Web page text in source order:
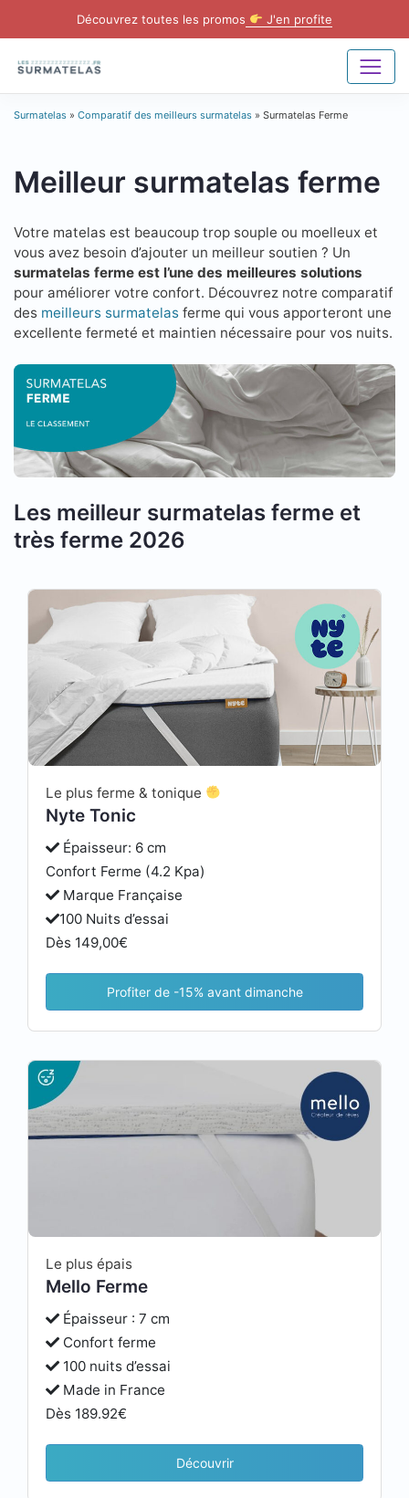
Découvrez toutes les promos J'en profite
Surmatelas » Comparatif des meilleurs surmatelas » Surmatelas Ferme
Meilleur surmatelas ferme
Votre matelas est beaucoup trop souple ou moelleux et
vous avez besoin d’ajouter un meilleur soutien ? Un
surmatelas ferme est l’une des meilleures solutions
pour améliorer votre confort. Découvrez notre comparatif
des meilleurs surmatelas ferme qui vous apporteront une
excellente fermeté et maintien nécessaire pour vos nuits.
Les meilleur surmatelas ferme et
très ferme 2026
Le plus ferme & tonique
Nyte Tonic
Épaisseur: 6 cm
Confort Ferme (4.2 Kpa)
Marque Française
100 Nuits d’essai
Dès 149,00€
Profiter de -15% avant dimanche
Le plus épais
Mello Ferme
Épaisseur : 7 cm
Confort ferme
100 nuits d’essai
Made in France
Dès 189.92€
Découvrir